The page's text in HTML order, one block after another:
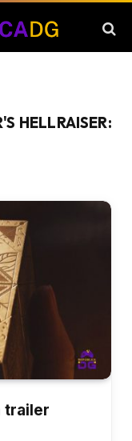
HELLRAISER:
trailer